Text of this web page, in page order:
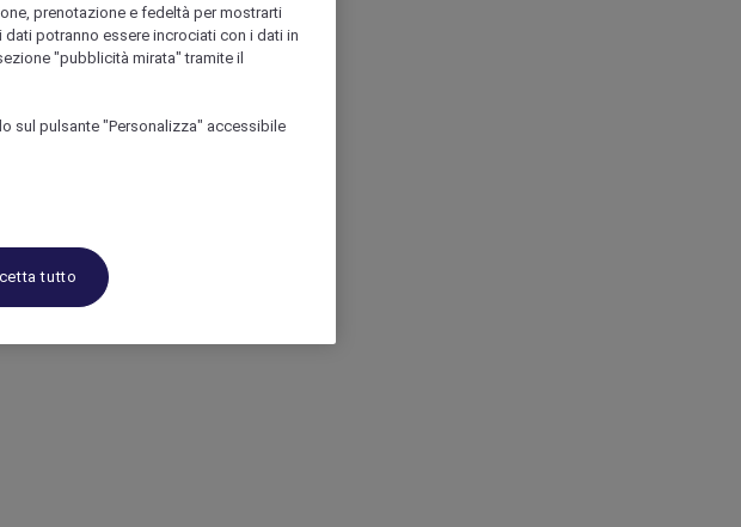
prenotazione e fedeltà per mostrarti
potranno essere incrociati con i dati in
"pubblicità mirata" tramite il
sul pulsante "Personalizza" accessibile
tutto